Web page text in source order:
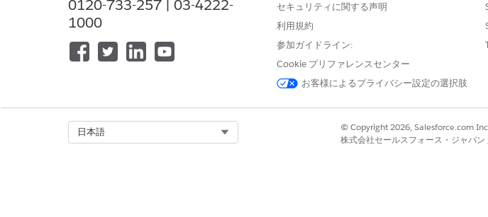
ストは稼働開始時に停止します。テストは、エージェントが稼
跡、問題の特定、経時的な改善の再テストが必要です。
包括的なテストでは、まずエージェントの成功を明確に定義します
されたテストシナリオの設計に進むことができます。
0120-733-257 | 03-4222-
1000
セキュリティに関する声明
利用規約
参加ガイドライン:
Cookie プリファレンスセンター
お客様によるプライバシー設定の選択肢
日本語
© Copyright 2026, Salesforce.com
株式会社セールスフォース・ジャパ